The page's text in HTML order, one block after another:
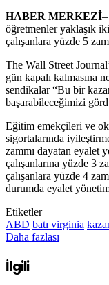
HABER MERKEZİ
öğretmenler yaklaşık
çalışanlara yüzde 5
The Wall Street
gün kapalı kalmasına
sendikalar “Bu bir
başarabileceğimizi
Eğitim emekçileri ve
sigortalarında
zammı dayatan eyalet
çalışanlarına yüzde 3
çalışanlara yüzde 4
durumda eyalet
Etiketler
ABD batı virginia
Daha fazlası
İlgili